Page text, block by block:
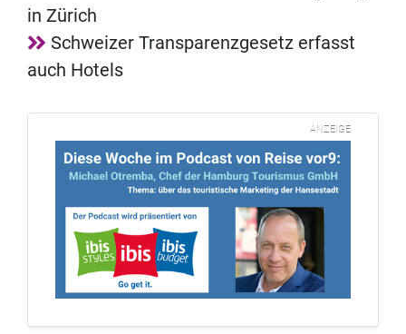
in Zürich
Schweizer Transparenzgesetz erfasst
auch Hotels
ANZEIGE